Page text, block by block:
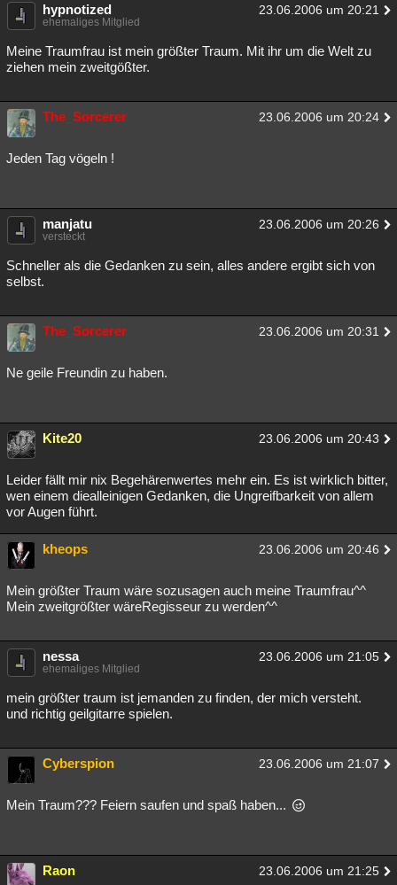
hypnotized 23.06.2006 um 20:21
ehemaliges Mitglied
Meine Traumfrau ist mein größter Traum. Mit ihr um die Welt zu
ziehen mein zweitgößter.
The_Sorcerer 23.06.2006 um 20:24
Jeden Tag vögeln !
manjatu 23.06.2006 um 20:26
versteckt
Schneller als die Gedanken zu sein, alles andere ergibt sich von
selbst.
The_Sorcerer 23.06.2006 um 20:31
Ne geile Freundin zu haben.
Kite20 23.06.2006 um 20:43
Leider fällt mir nix Begehärenwertes mehr ein. Es ist wirklich bitter,
wen einem diealleinigen Gedanken, die Ungreifbarkeit von allem
vor Augen führt.
kheops 23.06.2006 um 20:46
Mein größter Traum wäre sozusagen auch meine Traumfrau^^
Mein zweitgrößter wäreRegisseur zu werden^^
nessa 23.06.2006 um 21:05
ehemaliges Mitglied
mein größter traum ist jemanden zu finden, der mich versteht.
und richtig geilgitarre spielen.
Cyberspion 23.06.2006 um 21:07
Mein Traum??? Feiern saufen und spaß haben...
Raon 23.06.2006 um 21:25